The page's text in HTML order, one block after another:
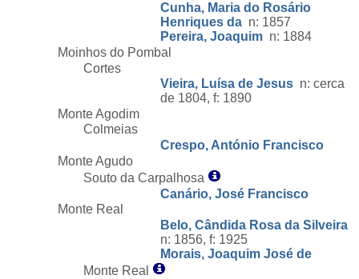
Cunha, Maria do Rosário
Henriques da n: 1857
Pereira, Joaquim n: 1884
Moinhos do Pombal
Cortes
Vieira, Luísa de Jesus n: cerca
de 1804, f: 1890
Monte Agodim
Colmeias
Crespo, António Francisco
Monte Agudo
Souto da Carpalhosa
Canário, José Francisco
Monte Real
Belo, Cândida Rosa da Silveira
n: 1856, f: 1925
Morais, Joaquim José de
Monte Real